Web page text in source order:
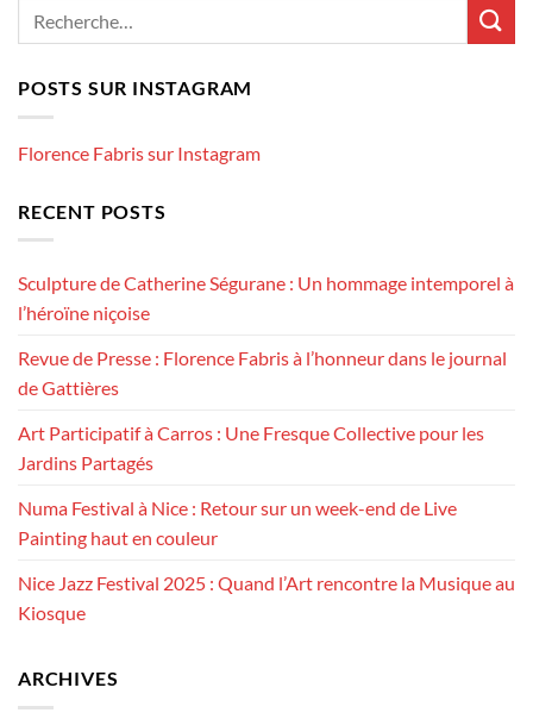
POSTS SUR INSTAGRAM
Florence Fabris sur Instagram
RECENT POSTS
Sculpture de Catherine Ségurane : Un hommage intemporel à
l’héroïne niçoise
Revue de Presse : Florence Fabris à l’honneur dans le journal
de Gattières
Art Participatif à Carros : Une Fresque Collective pour les
Jardins Partagés
Numa Festival à Nice : Retour sur un week-end de Live
Painting haut en couleur
Nice Jazz Festival 2025 : Quand l’Art rencontre la Musique au
Kiosque
ARCHIVES